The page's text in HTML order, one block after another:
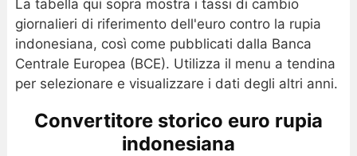
La tabella qui sopra mostra i tassi di cambio
giornalieri di riferimento dell'euro contro la rupia
indonesiana, così come pubblicati dalla Banca
Centrale Europea (BCE). Utilizza il menu a tendina
per selezionare e visualizzare i dati degli altri anni.
Convertitore storico euro rupia
indonesiana